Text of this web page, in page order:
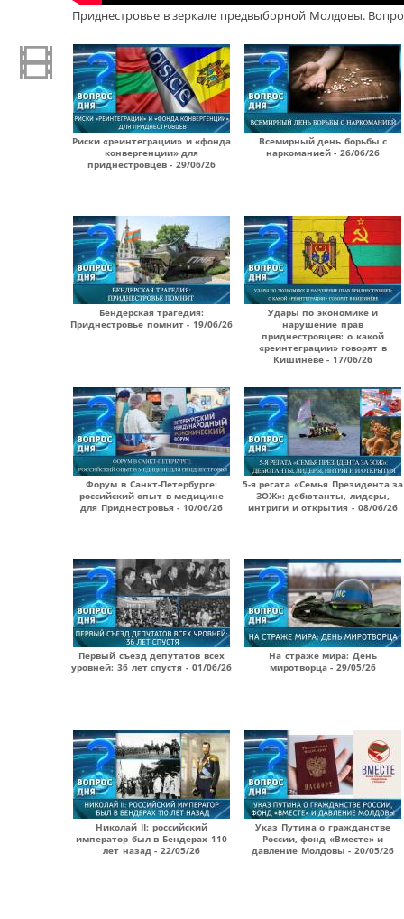
Приднестровье в зеркале предвыборной Молдовы.
Риски «реинтеграции» и «фонда
конвергенции» для
приднестровцев - 29/06/26
Всемирный день борьбы с
наркоманией - 26/06/26
Бендерская трагедия:
Приднестровье помнит - 19/06/26
Удары по экономике и
нарушение прав
приднестровцев: о какой
«реинтеграции» говорят в
Кишинёве - 17/06/26
Форум в Санкт-Петербурге:
российский опыт в медицине
для Приднестровья - 10/06/26
5-я регата «Семья Президента за
ЗОЖ»: дебютанты, лидеры,
интриги и открытия - 08/06/26
Первый съезд депутатов всех
уровней: 36 лет спустя - 01/06/26
На страже мира: День
миротворца - 29/05/26
Николай II: российский
император был в Бендерах 110
лет назад - 22/05/26
Указ Путина о гражданстве
России, фонд «Вместе» и
давление Молдовы - 20/05/26